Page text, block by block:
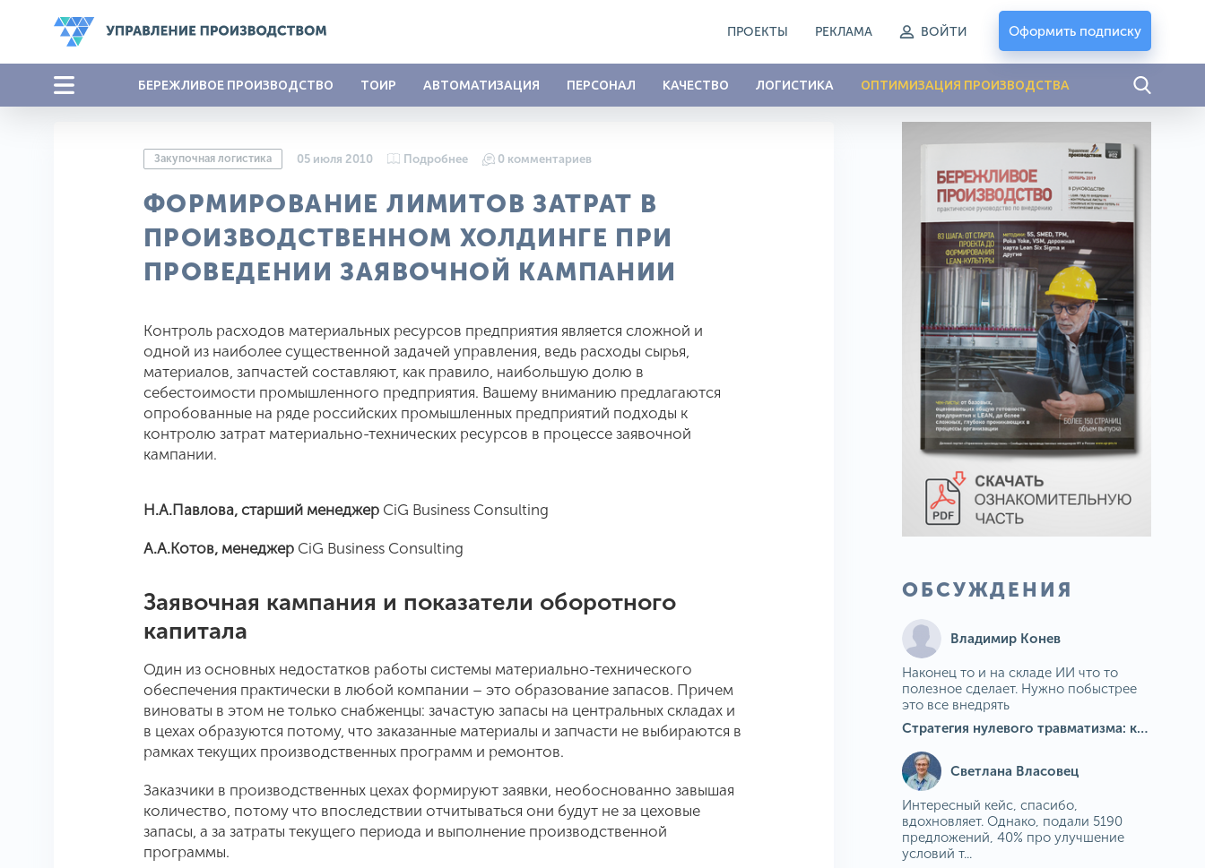
ПРОЕКТЫ РЕКЛАМА ВОЙТИ Оформить подписку
БЕРЕЖЛИВОЕ ПРОИЗВОДСТВО ТОИР АВТОМАТИЗАЦИЯ ПЕРСОНАЛ КАЧЕСТВО ЛОГИСТИКА ОПТИМИЗАЦИЯ ПРОИЗВОДСТВА
Закупочная логистика 05 июля 2010 Подробнее 0 комментариев
ФОРМИРОВАНИЕ ЛИМИТОВ ЗАТРАТ В
ПРОИЗВОДСТВЕННОМ ХОЛДИНГЕ ПРИ
ПРОВЕДЕНИИ ЗАЯВОЧНОЙ КАМПАНИИ
Контроль расходов материальных ресурсов предприятия является сложной и
одной из наиболее существенной задачей управления, ведь расходы сырья,
материалов, запчастей составляют, как правило, наибольшую долю в
себестоимости промышленного предприятия. Вашему вниманию предлагаются
опробованные на ряде российских промышленных предприятий подходы к
контролю затрат материально-технических ресурсов в процессе заявочной
кампании.
Н.А.Павлова, старший менеджер CiG Business Consulting
А.А.Котов, менеджер CiG Business Consulting
Заявочная кампания и показатели оборотного
капитала
Один из основных недостатков работы системы материально-технического
обеспечения практически в любой компании – это образование запасов. Причем
виноваты в этом не только снабженцы: зачастую запасы на центральных складах и
в цехах образуются потому, что заказанные материалы и запчасти не выбираются в
рамках текущих производственных программ и ремонтов.
Заказчики в производственных цехах формируют заявки, необоснованно завышая
количество, потому что впоследствии отчитываться они будут не за цеховые
запасы, а за затраты текущего периода и выполнение производственной
программы.
ОБСУЖДЕНИЯ
Владимир Конев
Наконец то и на складе ИИ что то
полезное сделает. Нужно побыстрее
это все внедрять
Стратегия нулевого травматизма: как ИИ-камеры Camkord снижают риск наезда на пешехода при работе на погрузчике
Светлана Власовец
Интересный кейс, спасибо,
вдохновляет. Однако, подали 5190
предложений, 40% про улучшение
условий т...